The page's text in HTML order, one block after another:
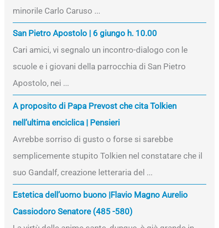
minorile Carlo Caruso ...
San Pietro Apostolo | 6 giungo h. 10.00
Cari amici, vi segnalo un incontro-dialogo con le
scuole e i giovani della parrocchia di San Pietro
Apostolo, nei ...
A proposito di Papa Prevost che cita Tolkien
nell’ultima enciclica | Pensieri
Avrebbe sorriso di gusto o forse si sarebbe
semplicemente stupito Tolkien nel constatare che il
suo Gandalf, creazione letteraria del ...
Estetica dell’uomo buono |Flavio Magno Aurelio
Cassiodoro Senatore (485 -580)